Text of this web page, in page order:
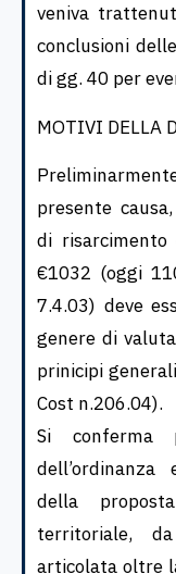
veniva
conclusioni
di gg. 40 per
MOTIVI DELLA
presente
di
€1032 (oggi
7.4.03) deve
genere di
prinicipi
Cost n.206.04).
Si conferma
della
territoriale,
articolata oltre